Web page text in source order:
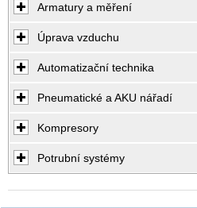
Armatury a měření
Úprava vzduchu
Automatizační technika
Pneumatické a AKU nářadí
Kompresory
Potrubní systémy